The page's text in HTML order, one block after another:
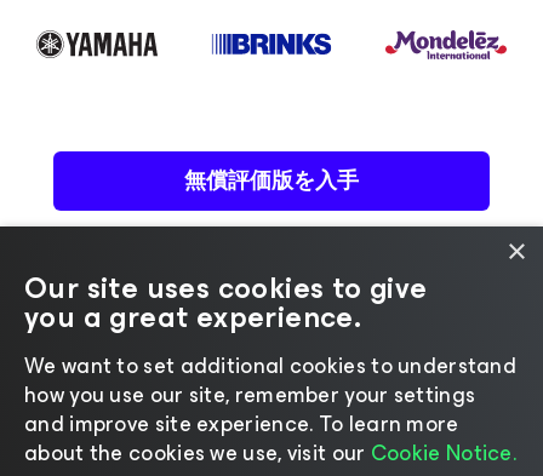
無償評価版を入手
©2026 Veeam® Software.
プライバシーに関する通知|Cookieに関する通知
EULA|ライセンス・ポリシー
×
Our site uses cookies to give
you a great experience.
We want to set additional cookies to understand
how you use our site, remember your settings
and improve site experience. ​To learn more
about the cookies we use, visit our Cookie Notice.